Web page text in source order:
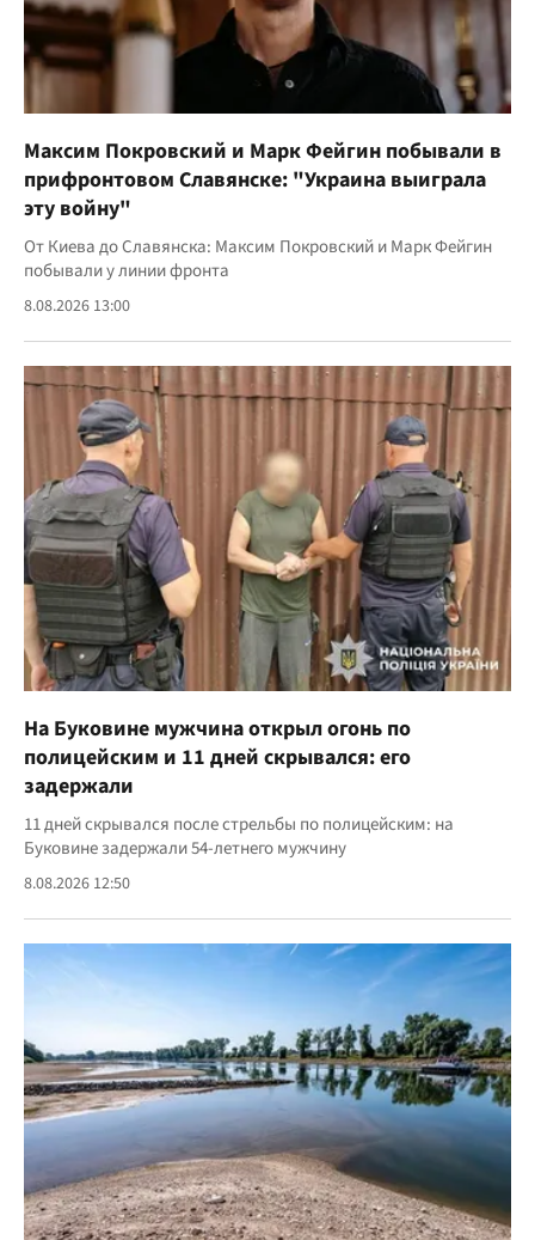
Максим Покровский и Марк Фейгин побывали в
прифронтовом Славянске: "Украина выиграла
эту войну"
От Киева до Славянска: Максим Покровский и Марк Фейгин
побывали у линии фронта
8.08.2026 13:00
На Буковине мужчина открыл огонь по
полицейским и 11 дней скрывался: его
задержали
11 дней скрывался после стрельбы по полицейским: на
Буковине задержали 54-летнего мужчину
8.08.2026 12:50